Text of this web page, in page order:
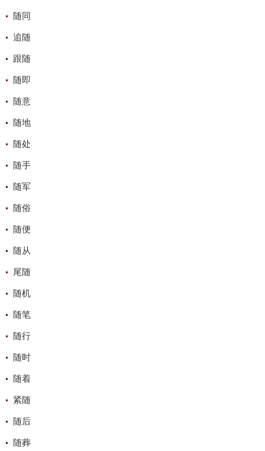
随同
追随
跟随
随即
随意
随地
随处
随手
随军
随俗
随便
随从
尾随
随机
随笔
随行
随时
随着
紧随
随后
随葬